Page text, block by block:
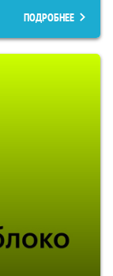
ПОДРОБНЕЕ